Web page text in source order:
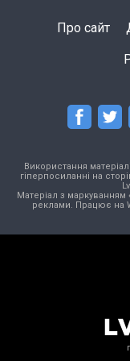
Про сайт
Використання
гіперпосиланні на
Матеріал з маркуванням
реклами. Працює на